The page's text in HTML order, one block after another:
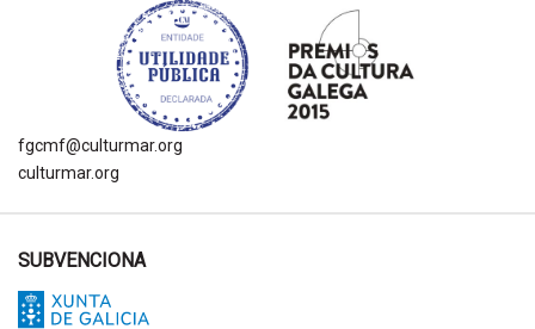
fgcmf@culturmar.org
culturmar.org
SUBVENCIONA